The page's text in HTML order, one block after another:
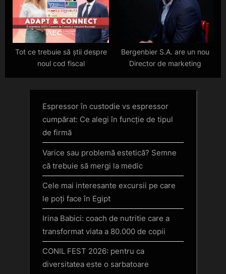
Tot ce trebuie să știi despre
noul cod fiscal
Bergenbier S.A. are un nou
Director de marketing
Espressor în custodie vs espressor
cumpărat: Ce alegi în funcție de tipul
de firmă
Varice sau problemă estetică? Semne
că trebuie să mergi la medic
Cele mai interesante excursii pe care
le poți face în Egipt
Irina Babici: coach de nutritie care a
transformat viata a 80.000 de copii
CONIL FEST 2026: pentru ca
diversitatea este o sarbatoare